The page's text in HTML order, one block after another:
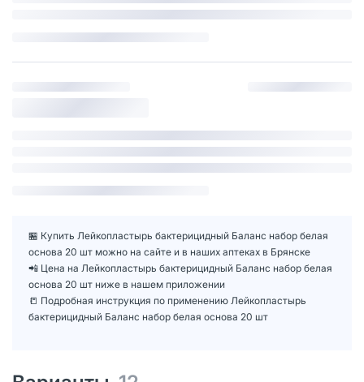
🏪 Купить Лейкопластырь бактерицидный Баланс набор белая
основа 20 шт можно на сайте и в наших аптеках в Брянске
📲 Цена на Лейкопластырь бактерицидный Баланс набор белая
основа 20 шт ниже в нашем приложении
📒 Подробная инструкция по применению Лейкопластырь
бактерицидный Баланс набор белая основа 20 шт